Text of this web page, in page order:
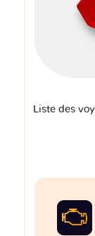
Liste des